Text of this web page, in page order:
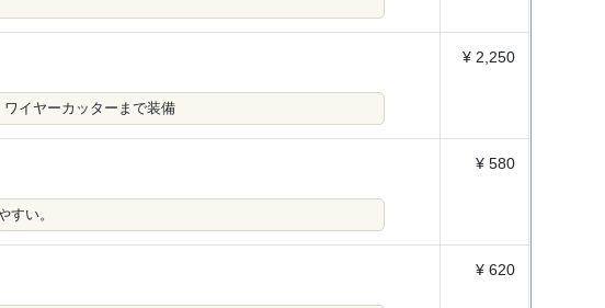
イヤーカッターまで装備
¥ 2,250
すい。
¥ 580
¥ 620